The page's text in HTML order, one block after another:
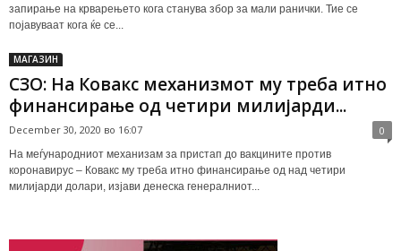
запирање на крварењето кога станува збор за мали ранички. Тие се
појавуваат кога ќе се...
МАГАЗИН
СЗО: На Ковакс механизмот му треба итно
финансирање од четири милијарди...
December 30, 2020 во 16:07 0
На меѓународниот механизам за пристап до вакцините против
коронавирус – Ковакс му треба итно финансирање од над четири
милијарди долари, изјави денеска генералниот...